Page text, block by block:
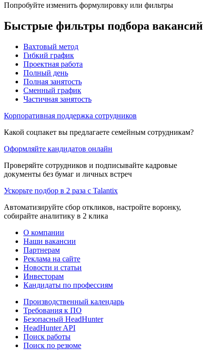
Попробуйте изменить формулировку или фильтры
Быстрые фильтры подбора вакансий
Вахтовый метод
Гибкий график
Проектная работа
Полный день
Полная занятость
Сменный график
Частичная занятость
Корпоративная поддержка сотрудников
Какой соцпакет вы предлагаете семейным сотрудникам?
Оформляйте кандидатов онлайн
Проверяйте сотрудников и подписывайте кадровые
документы без бумаг и личных встреч
Ускорьте подбор в 2 раза с Talantix
Автоматизируйте сбор откликов, настройте воронку,
собирайте аналитику в 2 клика
О компании
Наши вакансии
Партнерам
Реклама на сайте
Новости и статьи
Инвесторам
Кандидаты по профессиям
Производственный календарь
Требования к ПО
Безопасный HeadHunter
HeadHunter API
Поиск работы
Поиск по резюме